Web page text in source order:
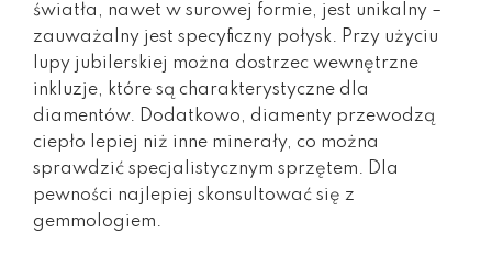
światła, nawet w surowej formie, jest unikalny –
zauważalny jest specyficzny połysk. Przy użyciu
lupy jubilerskiej można dostrzec wewnętrzne
inkluzje, które są charakterystyczne dla
diamentów. Dodatkowo, diamenty przewodzą
ciepło lepiej niż inne minerały, co można
sprawdzić specjalistycznym sprzętem. Dla
pewności najlepiej skonsultować się z
gemmologiem.